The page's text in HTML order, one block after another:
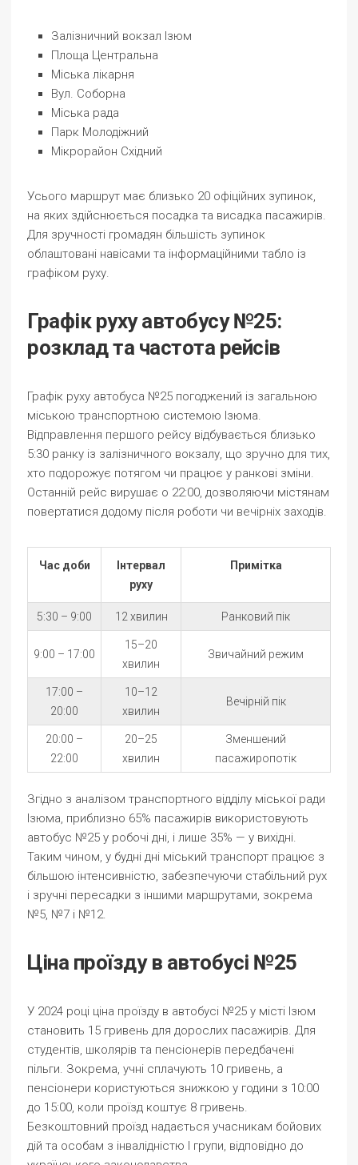
Залізничний вокзал Ізюм
Площа Центральна
Міська лікарня
Вул. Соборна
Міська рада
Парк Молодіжний
Мікрорайон Східний
Усього маршрут має близько 20 офіційних зупинок,
на яких здійснюється посадка та висадка пасажирів.
Для зручності громадян більшість зупинок
облаштовані навісами та інформаційними табло із
графіком руху.
Графік руху автобусу №25:
розклад та частота рейсів
Графік руху автобуса №25 погоджений із загальною
міською транспортною системою Ізюма.
Відправлення першого рейсу відбувається близько
5:30 ранку із залізничного вокзалу, що зручно для тих,
хто подорожує потягом чи працює у ранкові зміни.
Останній рейс вирушає о 22:00, дозволяючи містянам
повертатися додому після роботи чи вечірніх заходів.
Час доби
Інтервал
руху
Примітка
5:30 – 9:00 12 хвилин Ранковий пік
9:00 – 17:00
15–20
хвилин
Звичайний режим
17:00 –
20:00
10–12
хвилин
Вечірній пік
20:00 –
22:00
20–25
хвилин
Зменшений
пасажиропотік
Згідно з аналізом транспортного відділу міської ради
Ізюма, приблизно 65% пасажирів використовують
автобус №25 у робочі дні, і лише 35% — у вихідні.
Таким чином, у будні дні міський транспорт працює з
більшою інтенсивністю, забезпечуючи стабільний рух
і зручні пересадки з іншими маршрутами, зокрема
№5, №7 і №12.
Ціна проїзду в автобусі №25
У 2024 році ціна проїзду в автобусі №25 у місті Ізюм
становить 15 гривень для дорослих пасажирів. Для
студентів, школярів та пенсіонерів передбачені
пільги. Зокрема, учні сплачують 10 гривень, а
пенсіонери користуються знижкою у години з 10:00
до 15:00, коли проїзд коштує 8 гривень.
Безкоштовний проїзд надається учасникам бойових
дій та особам з інвалідністю I групи, відповідно до